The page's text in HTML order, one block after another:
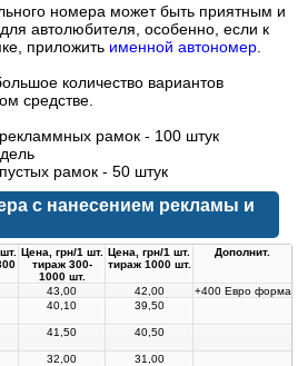
номера может быть приятным и
автолюбителя, особенно, если к
приложить именной автономер
количество вариантов
средстве.
рамок - 100 штук
рамок - 50 штук
с нанесением рекламы и
Цена, грн/1 шт.
тираж 300-
1000 шт.
Цена, грн/1 шт.
тираж 1000 шт.
Дополнит.
43,00 42,00
+400 Евро форма
40,10 39,50
41,50 40,50
32,00 31,00